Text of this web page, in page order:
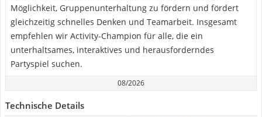
Möglichkeit, Gruppenunterhaltung zu fördern und fördert
gleichzeitig schnelles Denken und Teamarbeit. Insgesamt
empfehlen wir Activity-Champion für alle, die ein
unterhaltsames, interaktives und herausforderndes
Partyspiel suchen.
08/2026
Technische Details